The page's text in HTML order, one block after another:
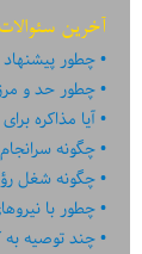
آخرین سئوالات
چطور
چطور حد و
آیا مذاکره
چگونه
چگونه شغل
چطور با
چند توصیه به